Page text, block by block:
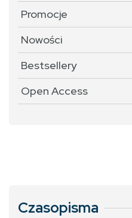
Promocje
Nowości
Bestsellery
Open Access
Czasopisma